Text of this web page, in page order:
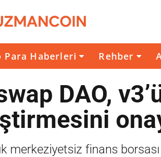
Para Haberleri Rehber
DAO,
merkeziyetsiz finans